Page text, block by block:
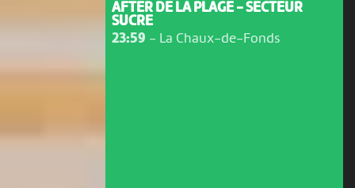
AFTER DE LA PLAGE - SECTEUR
SUCRE
23:59 - La Chaux-de-Fonds